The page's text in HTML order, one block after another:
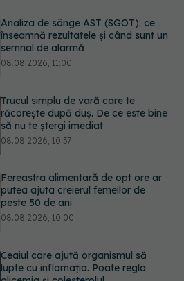
Trucul simplu de vară care te
răcorește după duș. De ce este bine
să nu te ștergi imediat
08.08.2026, 10:37
Fereastra alimentară de opt ore ar
putea ajuta creierul femeilor de
peste 50 de ani
08.08.2026, 10:00
Ceaiul care ajută organismul să
lupte cu inflamația. Poate regla
glicemia și colesterolul
08.08.2026, 09:00
Ce spune culoarea ta preferată
despre vârsta pe care o ai. Care